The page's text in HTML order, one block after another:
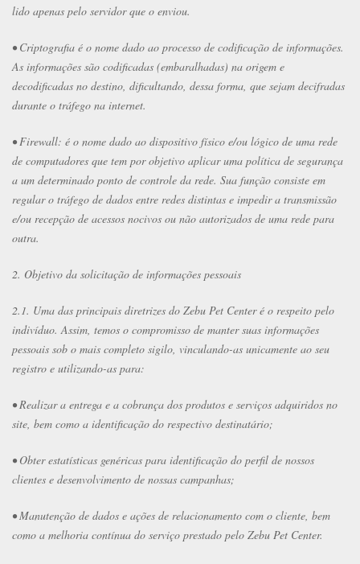
lido apenas pelo servidor que o enviou.
• Criptografia é o nome dado ao processo de codificação de informações.
As informações são codificadas (embaralhadas) na origem e
decodificadas no destino, dificultando, dessa forma, que sejam decifradas
durante o tráfego na internet.
• Firewall: é o nome dado ao dispositivo físico e/ou lógico de uma rede
de computadores que tem por objetivo aplicar uma política de segurança
a um determinado ponto de controle da rede. Sua função consiste em
regular o tráfego de dados entre redes distintas e impedir a transmissão
e/ou recepção de acessos nocivos ou não autorizados de uma rede para
outra.
2. Objetivo da solicitação de informações pessoais
2.1. Uma das principais diretrizes do Zebu Pet Center é o respeito pelo
indivíduo. Assim, temos o compromisso de manter suas informações
pessoais sob o mais completo sigilo, vinculando-as unicamente ao seu
registro e utilizando-as para:
• Realizar a entrega e a cobrança dos produtos e serviços adquiridos no
site, bem como a identificação do respectivo destinatário;
• Obter estatísticas genéricas para identificação do perfil de nossos
clientes e desenvolvimento de nossas campanhas;
• Manutenção de dados e ações de relacionamento com o cliente, bem
como a melhoria contínua do serviço prestado pelo Zebu Pet Center.